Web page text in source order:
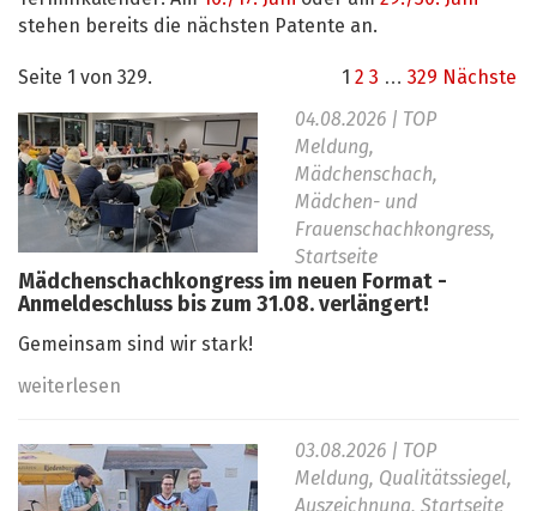
stehen bereits die nächsten Patente an.
Seite 1 von 329. 1 2 3 … 329 Nächste
04.08.2026 | TOP
Meldung,
Mädchenschach,
Mädchen- und
Frauenschachkongress,
Startseite
Mädchenschachkongress im neuen Format -
Anmeldeschluss bis zum 31.08. verlängert!
Gemeinsam sind wir stark!
weiterlesen
03.08.2026 | TOP
Meldung, Qualitätssiegel,
Auszeichnung, Startseite